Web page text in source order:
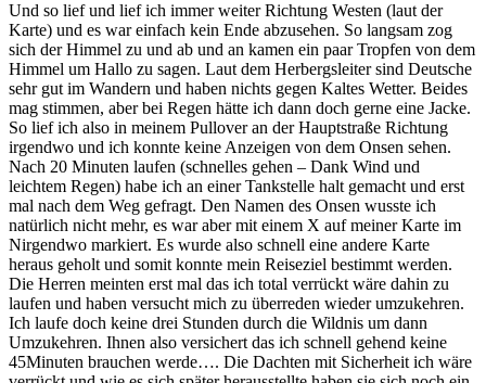
Und so lief und lief ich immer weiter Richtung Westen (laut der
Karte) und es war einfach kein Ende abzusehen. So langsam zog
sich der Himmel zu und ab und an kamen ein paar Tropfen von dem
Himmel um Hallo zu sagen. Laut dem Herbergsleiter sind Deutsche
sehr gut im Wandern und haben nichts gegen Kaltes Wetter. Beides
mag stimmen, aber bei Regen hätte ich dann doch gerne eine Jacke.
So lief ich also in meinem Pullover an der Hauptstraße Richtung
irgendwo und ich konnte keine Anzeigen von dem Onsen sehen.
Nach 20 Minuten laufen (schnelles gehen – Dank Wind und
leichtem Regen) habe ich an einer Tankstelle halt gemacht und erst
mal nach dem Weg gefragt. Den Namen des Onsen wusste ich
natürlich nicht mehr, es war aber mit einem X auf meiner Karte im
Nirgendwo markiert. Es wurde also schnell eine andere Karte
heraus geholt und somit konnte mein Reiseziel bestimmt werden.
Die Herren meinten erst mal das ich total verrückt wäre dahin zu
laufen und haben versucht mich zu überreden wieder umzukehren.
Ich laufe doch keine drei Stunden durch die Wildnis um dann
Umzukehren. Ihnen also versichert das ich schnell gehend keine
45Minuten brauchen werde…. Die Dachten mit Sicherheit ich wäre